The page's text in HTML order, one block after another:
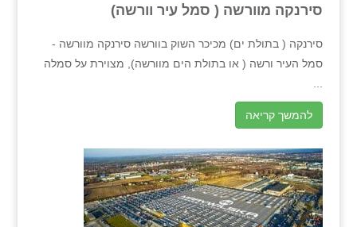
סירנקה מוורשה ( סמל עיר וורשה)
סירנקה ( בתולת ים) מכיכר השוק בוורשה סירנקה מוורשה -
סמל העיר ורשה ( או בתולת הים מוורשה), מצוירת על סמלה
להמשך קריאה